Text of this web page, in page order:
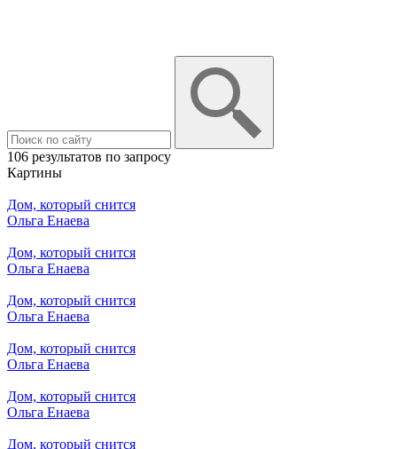
106 результатов по запросу
Картины
Дом, который снится
Ольга Енаева
Дом, который снится
Ольга Енаева
Дом, который снится
Ольга Енаева
Дом, который снится
Ольга Енаева
Дом, который снится
Ольга Енаева
Дом, который снится